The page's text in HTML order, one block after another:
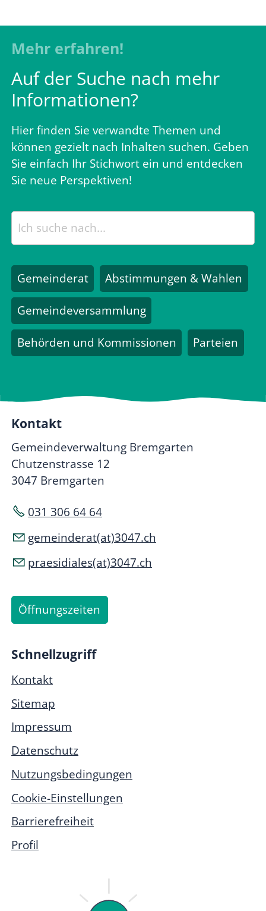
Mehr erfahren!
Auf der Suche nach mehr
Informationen?
Hier finden Sie verwandte Themen und
können gezielt nach Inhalten suchen. Geben
Sie einfach Ihr Stichwort ein und entdecken
Sie neue Perspektiven!
Gemeinderat Abstimmungen & Wahlen
Gemeindeversammlung
Behörden und Kommissionen Parteien
Kontakt
Gemeindeverwaltung Bremgarten
Chutzenstrasse 12
3047 Bremgarten
031 306 64 64
gemeinderat(at)3047.ch
praesidiales(at)3047.ch
Öffnungszeiten
Schnellzugriff
Kontakt
Sitemap
Impressum
Datenschutz
Nutzungsbedingungen
Cookie-Einstellungen
Barrierefreiheit
Profil